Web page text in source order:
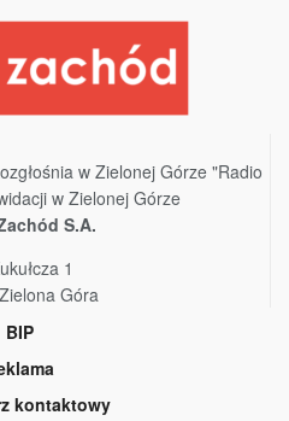
w Zielonej Górze "Radio
w Zielonej Górze
S.A.
1
Góra
BIP
kontaktowy